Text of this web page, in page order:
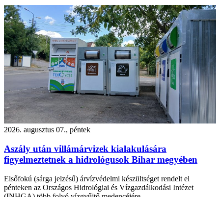
2026. augusztus 07., péntek
Aszály után villámárvizek kialakulására
figyelmeztetnek a hidrológusok Bihar megyében
Elsőfokú (sárga jelzésű) árvízvédelmi készültséget rendelt el
pénteken az Országos Hidrológiai és Vízgazdálkodási Intézet